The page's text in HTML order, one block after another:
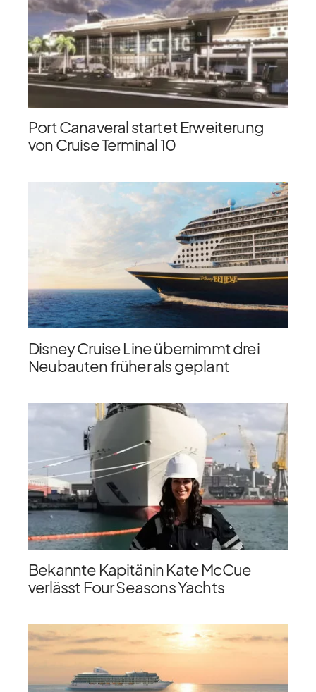
Port Canaveral startet Erweiterung
von Cruise Terminal 10
Disney Cruise Line übernimmt drei
Neubauten früher als geplant
Bekannte Kapitänin Kate McCue
verlässt Four Seasons Yachts